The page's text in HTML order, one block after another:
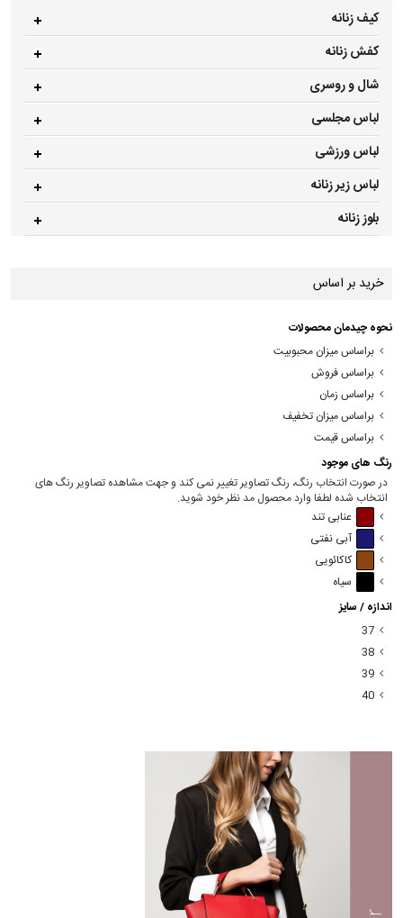
کیف زنانه
کفش زنانه
شال و روسری
لباس مجلسی
لباس ورزشی
لباس زیر زنانه
بلوز زنانه
خرید بر اساس
نحوه چیدمان محصولات
براساس میزان محبوبیت
براساس فروش
براساس زمان
براساس میزان تخفیف
براساس قیمت
رنگ های موجود
در صورت انتخاب رنگ، رنگ تصاویر تغییر نمی کند و جهت مشاهده تصاویر رنگ های
انتخاب شده لطفا وارد محصول مد نظر خود شوید.
عنابی تند
آبی نفتی
کاکائویی
سیاه
اندازه / سایز
37
38
39
40